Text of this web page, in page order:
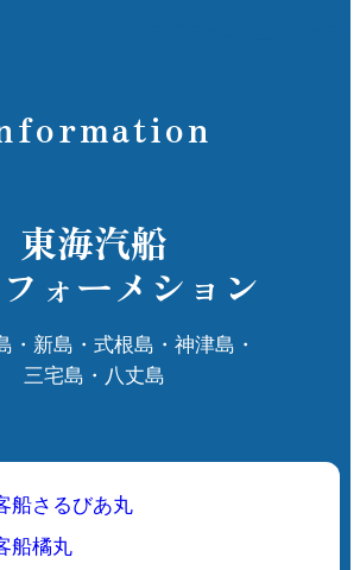
東海汽船
ォーメション
・新島・式根島・神津島・
三宅島・八丈島
船さるびあ丸
船橘丸